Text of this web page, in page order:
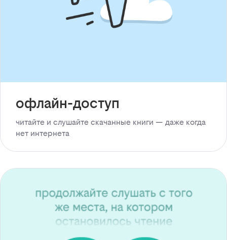
офлайн-доступ
читайте и слушайте скачанные книги — даже когда
нет интернета